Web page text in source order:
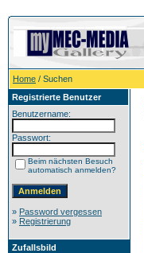
Home / Suchen
Registrierte Benutzer
Benutzername:
Passwort:
Beim nächsten Besuch
automatisch anmelden?
» Password vergessen
» Registrierung
Zufallsbild